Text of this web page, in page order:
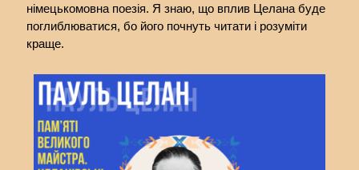
німецькомовна поезія. Я знаю, що вплив Целана буде
поглиблюватися, бо його почнуть читати і розуміти
краще.